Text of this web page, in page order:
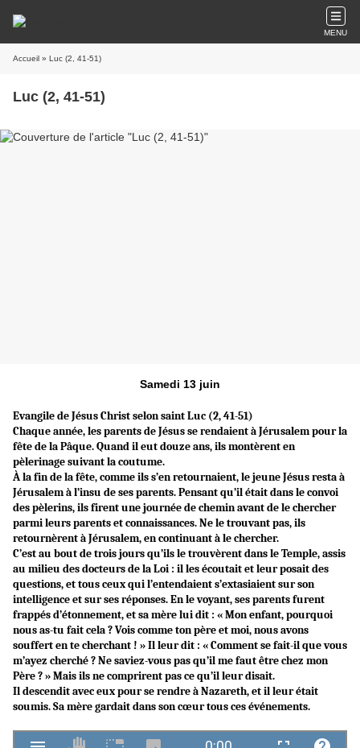
MENU
Accueil » Luc (2, 41-51)
Luc (2, 41-51)
Samedi 13 juin
Evangile de Jésus Christ selon saint Luc (2, 41-51)
Chaque année, les parents de Jésus se rendaient à Jérusalem pour la
fête de la Pâque. Quand il eut douze ans, ils montèrent en
pèlerinage suivant la coutume.
À la fin de la fête, comme ils s’en retournaient, le jeune Jésus resta à
Jérusalem à l’insu de ses parents. Pensant qu’il était dans le convoi
des pèlerins, ils firent une journée de chemin avant de le chercher
parmi leurs parents et connaissances. Ne le trouvant pas, ils
retournèrent à Jérusalem, en continuant à le chercher.
C’est au bout de trois jours qu’ils le trouvèrent dans le Temple, assis
au milieu des docteurs de la Loi : il les écoutait et leur posait des
questions, et tous ceux qui l’entendaient s’extasiaient sur son
intelligence et sur ses réponses. En le voyant, ses parents furent
frappés d’étonnement, et sa mère lui dit : « Mon enfant, pourquoi
nous as-tu fait cela ? Vois comme ton père et moi, nous avons
souffert en te cherchant ! » Il leur dit : « Comment se fait-il que vous
m’ayez cherché ? Ne saviez-vous pas qu’il me faut être chez mon
Père ? » Mais ils ne comprirent pas ce qu’il leur disait.
Il descendit avec eux pour se rendre à Nazareth, et il leur était
soumis. Sa mère gardait dans son cœur tous ces événements.